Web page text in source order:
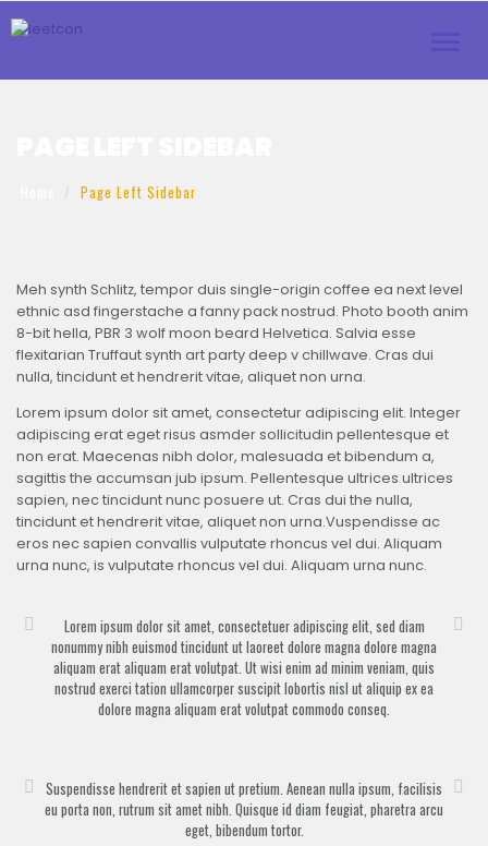
Page Left Sidebar
Meh synth Schlitz, tempor duis single-origin coffee ea next level
ethnic asd fingerstache a fanny pack nostrud. Photo booth anim
8-bit hella, PBR 3 wolf moon beard Helvetica. Salvia esse
flexitarian Truffaut synth art party deep v chillwave. Cras dui
nulla, tincidunt et hendrerit vitae, aliquet non urna.
Lorem ipsum dolor sit amet, consectetur adipiscing elit. Integer
adipiscing erat eget risus asmder sollicitudin pellentesque et
non erat. Maecenas nibh dolor, malesuada et bibendum a,
sagittis the accumsan jub ipsum. Pellentesque ultrices ultrices
sapien, nec tincidunt nunc posuere ut. Cras dui the nulla,
tincidunt et hendrerit vitae, aliquet non urna.Vuspendisse ac
eros nec sapien convallis vulputate rhoncus vel dui. Aliquam
urna nunc, is vulputate rhoncus vel dui. Aliquam urna nunc.
Lorem ipsum dolor sit amet, consectetuer adipiscing elit, sed diam
nonummy nibh euismod tincidunt ut laoreet dolore magna dolore magna
aliquam erat aliquam erat volutpat. Ut wisi enim ad minim veniam, quis
nostrud exerci tation ullamcorper suscipit lobortis nisl ut aliquip ex ea
dolore magna aliquam erat volutpat commodo conseq.
Suspendisse hendrerit et sapien ut pretium. Aenean nulla ipsum, facilisis
eu porta non, rutrum sit amet nibh. Quisque id diam feugiat, pharetra arcu
eget, bibendum tortor.